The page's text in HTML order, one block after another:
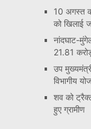
10 अगस्त
को खिलाई
नांदघाट-
21.81
उप
विभागीय
शव को
हुए ग्रामीण